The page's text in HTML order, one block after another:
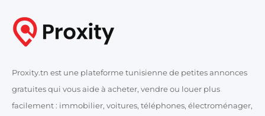
Proxity.tn est une plateforme tunisienne de petites annonces
gratuites qui vous aide à acheter, vendre ou louer plus
facilement : immobilier, voitures, téléphones, électroménager,